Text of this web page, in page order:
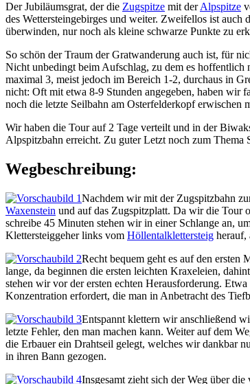
Der Jubiläumsgrat, der die Zugspitze mit derAlpspitze
des Wettersteingebirges und weiter. Zweifellos ist
überwinden, nur noch als kleine schwarze Punkte zu
So schön der Traum der Gratwanderung auch ist, für
Nicht unbedingt beim Aufschlag, zu dem es
maximal 3, meist jedoch im Bereich 1-2, durchaus in
nicht: Oft mit etwa 8-9 Stunden angegeben, haben wir
noch die letzte Seilbahn am Osterfelderkopf erwischen
Wir haben die Tour auf 2 Tage verteilt und in der
Alpspitzbahn erreicht. Zu guter Letzt noch zum Thema
Wegbeschreibung:
Nachdem wir mit der Zugspitzbahn
Waxenstein und auf das Zugspitzplatt. Da wir die Tour
schreibe 45 Minuten stehen wir in einer Schlange an,
Klettersteiggeher links vom Höllentalklettersteig herauf,
Recht bequem geht es auf den ersten
lange, da beginnen die ersten leichten Kraxeleien,
stehen wir vor der ersten echten Herausforderung.
Konzentration erfordert, die man in Anbetracht des
Entspannt klettern wir anschließend
letzte Fehler, den man machen kann. Weiter auf dem
die Erbauer ein Drahtseil gelegt, welches wir dankbar
in ihren Bann gezogen.
Insgesamt zieht sich der Weg über